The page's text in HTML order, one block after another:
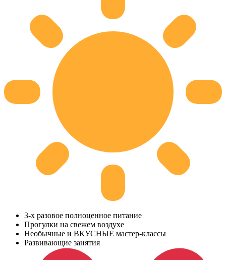
3-х разовое полноценное питание
Прогулки на свежем воздухе
Необычные и ВКУСНЫЕ мастер-классы
Развивающие занятия